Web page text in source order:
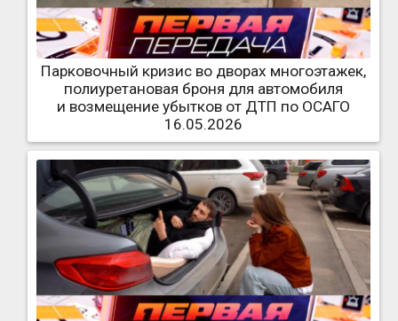
Парковочный кризис во дворах многоэтажек,
полиуретановая броня для автомобиля
и возмещение убытков от ДТП по ОСАГО
16.05.2026